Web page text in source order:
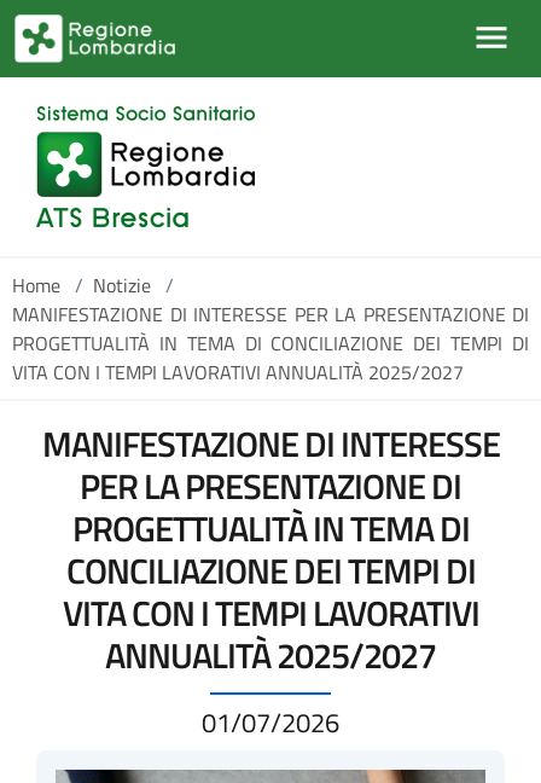
Salta al contenuto principale
Home / Notizie /
MANIFESTAZIONE DI INTERESSE PER LA PRESENTAZIONE DI
PROGETTUALITÀ IN TEMA DI CONCILIAZIONE DEI TEMPI DI
VITA CON I TEMPI LAVORATIVI ANNUALITÀ 2025/2027
MANIFESTAZIONE DI INTERESSE
PER LA PRESENTAZIONE DI
PROGETTUALITÀ IN TEMA DI
CONCILIAZIONE DEI TEMPI DI
VITA CON I TEMPI LAVORATIVI
ANNUALITÀ 2025/2027
01/07/2026